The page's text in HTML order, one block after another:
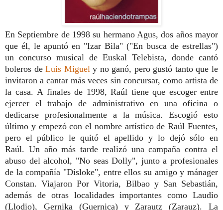
En Septiembre de 1998 su hermano Agus, dos años mayor
que él, le apuntó en "Izar Bila" ("En busca de estrellas")
un concurso musical de Euskal Telebista, donde cantó
boleros deLuis Miguel y no ganó, pero gustó tanto que le
invitaron a cantar más veces sin concursar, como artista de
la casa. A finales de 1998, Raúl tiene que escoger entre
ejercer el trabajo de administrativo en una oficina o
dedicarse profesionalmente a la música. Escogió esto
último y empezó con el nombre artístico de Raúl Fuentes,
pero el público le quitó el apellido y lo dejó sólo en
Raúl. Un año más tarde realizó una campaña contra el
abuso del alcohol, "No seas Dolly", junto a profesionales
de la compañía "Disloke", entre ellos su amigo y mánager
Constan. Viajaron Por Vitoria, Bilbao y San Sebastián,
además de otras localidades importantes como Laudio
(Llodio), Gernika (Guernica) y Zarautz (Zarauz). La